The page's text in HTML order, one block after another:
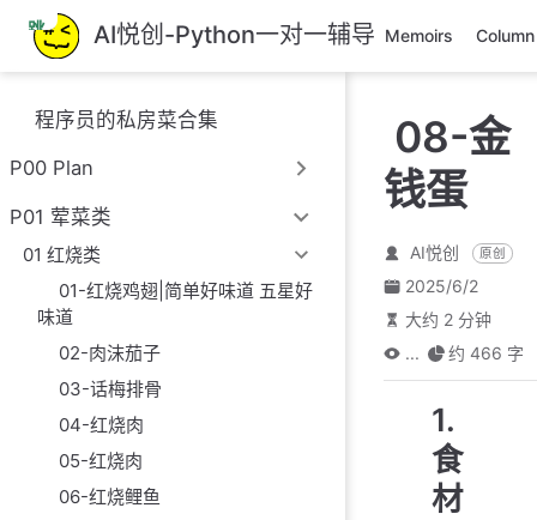
跳
至
主
要
內
AI悦创-Python一对一辅导 Memoirs Column
程序员的私房菜合集
P00 Plan
P01 荤菜类
01 红烧类
01-红烧鸡翅|简单好味道 五星好
味道
02-肉沫茄子
03-话梅排骨
04-红烧肉
05-红烧肉
06-红烧鲤鱼
08-金
钱蛋
AI悦创 原创
2025/6/2
大约 2 分钟
...
约 466 字
1.
食
材